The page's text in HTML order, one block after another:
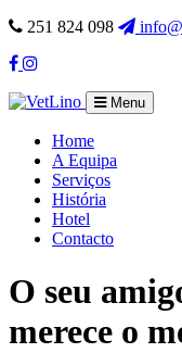
251 824 098
Facebook
Instagram
Menu
Home
A Equipa
Serviços
História
Hotel
Contacto
O seu
merece o